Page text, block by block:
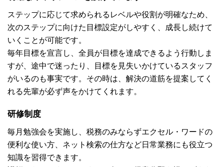
ステップに応じて求められるレベルや役割が明確なため、
次のステップに向けた目標設定がしやすく、成長し続けて
いくことが可能です。
毎年目標を宣言し、全員が目標を達成できるよう行動しま
すが、途中で迷ったり、目標を見失いかけているスタッフ
がいるのも事実です。その時は、解決の道筋を提案してく
れる先輩が必ず声をかけてくれます。
研修制度
毎月勉強会を実施し、税務のみならずエクセル・ワードの
便利な使い方、ネット検索の仕方など日常業務にも役立つ
知識を習得できます。